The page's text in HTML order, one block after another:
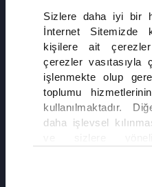
Sizlere daha iyi bir
İnternet Sitemizde
kişilere ait çerezler
çerezler vasıtasıyla
işlenmekte olup
toplumu
kullanılmaktadır.
daha işlevsel
olarak açık rızanız